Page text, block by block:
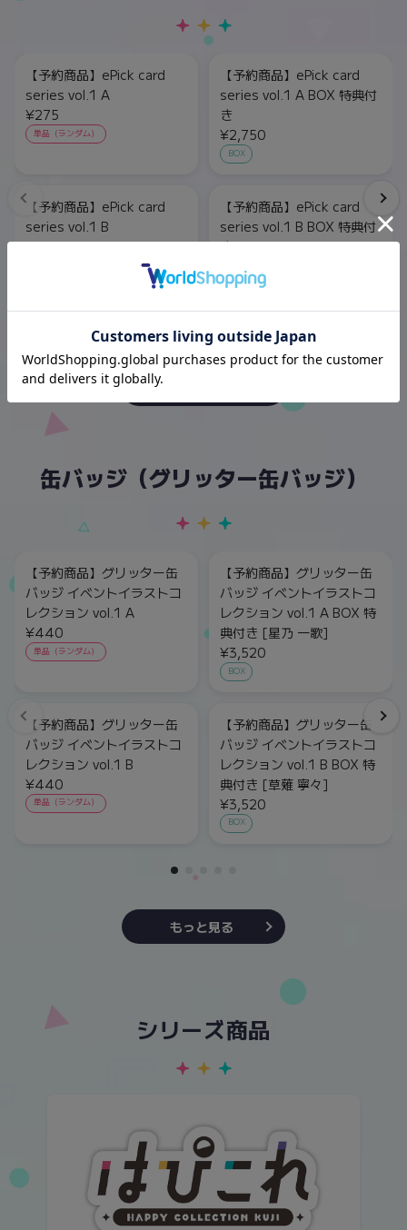
【予約商品】ePick card
series vol.1 A
¥275
単品（ランダム）
【予約商品】ePick card
series vol.1 A BOX 特典付
き
¥2,750
BOX
【予約商品】ePick card
series vol.1 B
¥275
【予約商品】ePick card
series vol.1 B BOX 特典付
き
¥2,750
BOX
缶バッジ（グリッター缶バッジ）
【予約商品】グリッター缶
バッジ イベントイラストコ
レクション vol.1 A
¥440
単品（ランダム）
【予約商品】グリッター缶
バッジ イベントイラストコ
レクション vol.1 A BOX 特
典付き [星乃 一歌]
¥3,520
BOX
【予約商品】グリッター缶
バッジ イベントイラストコ
レクション vol.1 B
¥440
単品（ランダム）
【予約商品】グリッター缶
バッジ イベントイラストコ
レクション vol.1 B BOX 特
典付き [草薙 寧々]
¥3,520
BOX
もっと見る
シリーズ商品